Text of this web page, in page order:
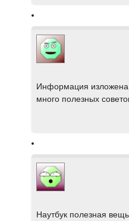
Информация изложена
много полезных
Наутбук полезная